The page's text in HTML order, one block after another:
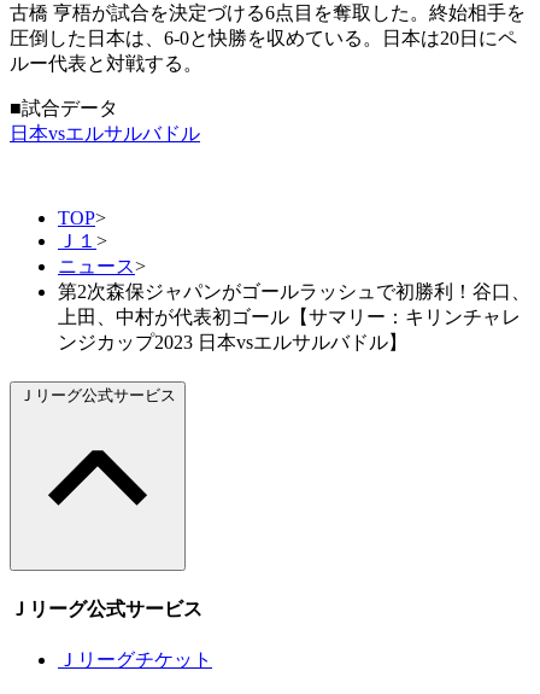
古橋 亨梧が試合を決定づける6点目を奪取した。終始相手を
圧倒した日本は、6-0と快勝を収めている。日本は20日にペ
ルー代表と対戦する。
■試合データ
日本vsエルサルバドル
TOP>
Ｊ１ >
ニュース>
第2次森保ジャパンがゴールラッシュで初勝利！谷口、
上田、中村が代表初ゴール【サマリー：キリンチャレ
ンジカップ2023 日本vsエルサルバドル】
Ｊリーグ公式サービス
Ｊリーグ公式サービス
Ｊリーグチケット